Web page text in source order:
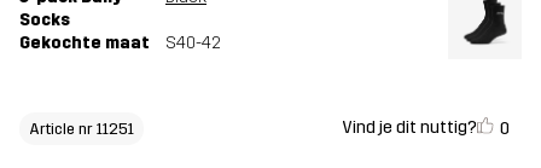
Socks
Gekochte maat S40-42
Article nr 11251 Vind je dit nuttig? 0